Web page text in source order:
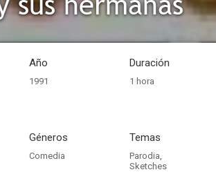
Año
1991
Duración
1 hora
Géneros
Comedia
Temas
Parodia,
Sketches